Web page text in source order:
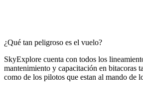
¿Qué tan peligroso es el vuelo?
SkyExplore cuenta con todos los
mantenimiento y capacitación en bitacoras
como de los pilotos que estan al mando de